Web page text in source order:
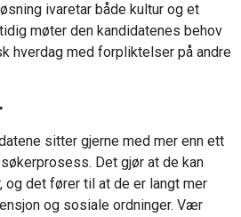
ivaretar både kultur og et
møter den kandidatenes behov
hverdag med forpliktelser på andre
sitter gjerne med mer enn ett
Det gjør at de kan
og det fører til at de er langt mer
og sosiale ordninger. Vær